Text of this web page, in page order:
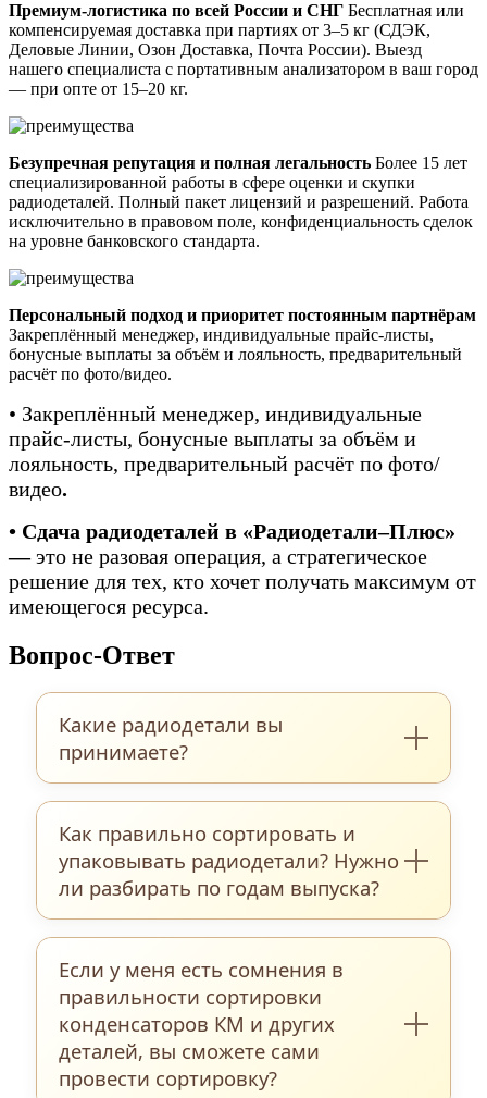
Премиум-логистика по всей России и СНГ Бесплатная или
компенсируемая доставка при партиях от 3–5 кг (СДЭК,
Деловые Линии, Озон Доставка, Почта России). Выезд
нашего специалиста с портативным анализатором в ваш город
— при опте от 15–20 кг.
Безупречная репутация и полная легальность Более 15 лет
специализированной работы в сфере оценки и скупки
радиодеталей. Полный пакет лицензий и разрешений. Работа
исключительно в правовом поле, конфиденциальность сделок
на уровне банковского стандарта.
Персональный подход и приоритет постоянным партнёрам
Закреплённый менеджер, индивидуальные прайс-листы,
бонусные выплаты за объём и лояльность, предварительный
расчёт по фото/видео.
• Закреплённый менеджер, индивидуальные
прайс-листы, бонусные выплаты за объём и
лояльность, предварительный расчёт по фото/
видео.
• Сдача радиодеталей в «Радиодетали–Плюс»
— это не разовая операция, а стратегическое
решение для тех, кто хочет получать максимум от
имеющегося ресурса.
Вопрос-Ответ
Какие радиодетали вы
принимаете?
радиоэлектронных компонентов:
керамические и танталовые
конденсаторы, мощные и маломощные
транзисторы, прецизионные резисторы,
микросхемы различных серий,
интегральные схемы, реле, разъëмы,
диоды, переключатели, тиристоры и
многие другие элементы — как
поштучно, так и на платах, новые и
Как правильно сортировать и
упаковывать радиодетали? Нужно
ли разбирать по годам выпуска?
оценки мы рекомендуем
предварительно рассортировать
компоненты по типам и видам — в
полном соответствии с фотокаталогом,
Если у меня есть сомнения в
правильности сортировки
конденсаторов КМ и других
деталей, вы сможете сами
провести сортировку?